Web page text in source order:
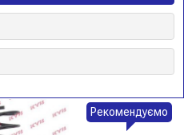
Рекомендуємо